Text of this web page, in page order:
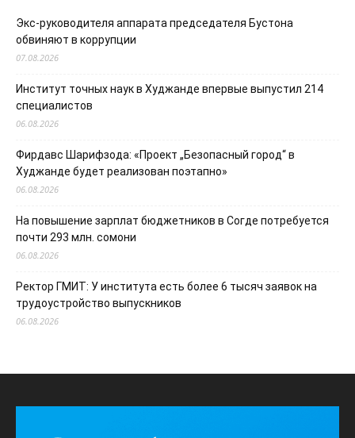
Экс-руководителя аппарата председателя Бустона
обвиняют в коррупции
07.08.2026
Институт точных наук в Худжанде впервые выпустил 214
специалистов
06.08.2026
Фирдавс Шарифзода: «Проект „Безопасный город“ в
Худжанде будет реализован поэтапно»
06.08.2026
На повышение зарплат бюджетников в Согде потребуется
почти 293 млн. сомони
06.08.2026
Ректор ГМИТ: У института есть более 6 тысяч заявок на
трудоустройство выпускников
06.08.2026